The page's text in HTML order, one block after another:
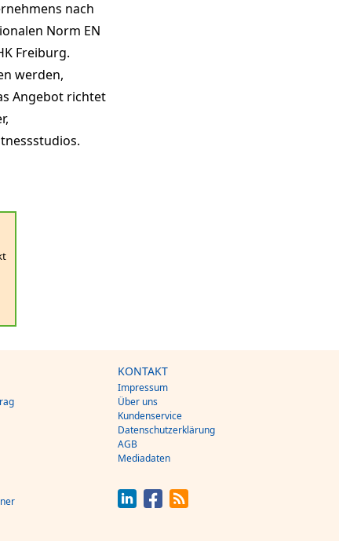
nach
Norm EN
Freiburg.
werden,
Angebot richtet
KONTAKT
Impressum
Über uns
Kundenservice
Datenschutzerklärung
AGB
Mediadaten